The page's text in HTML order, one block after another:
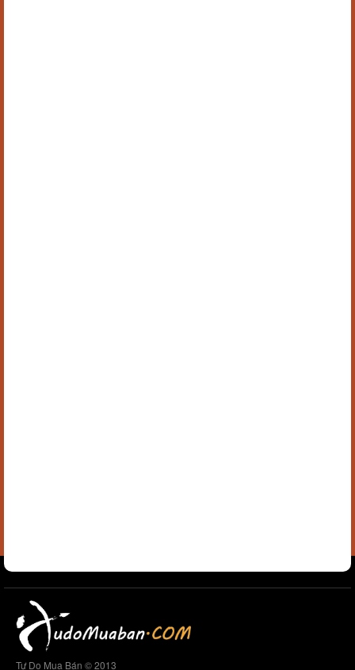
Tự Do Mua Bán © 2013